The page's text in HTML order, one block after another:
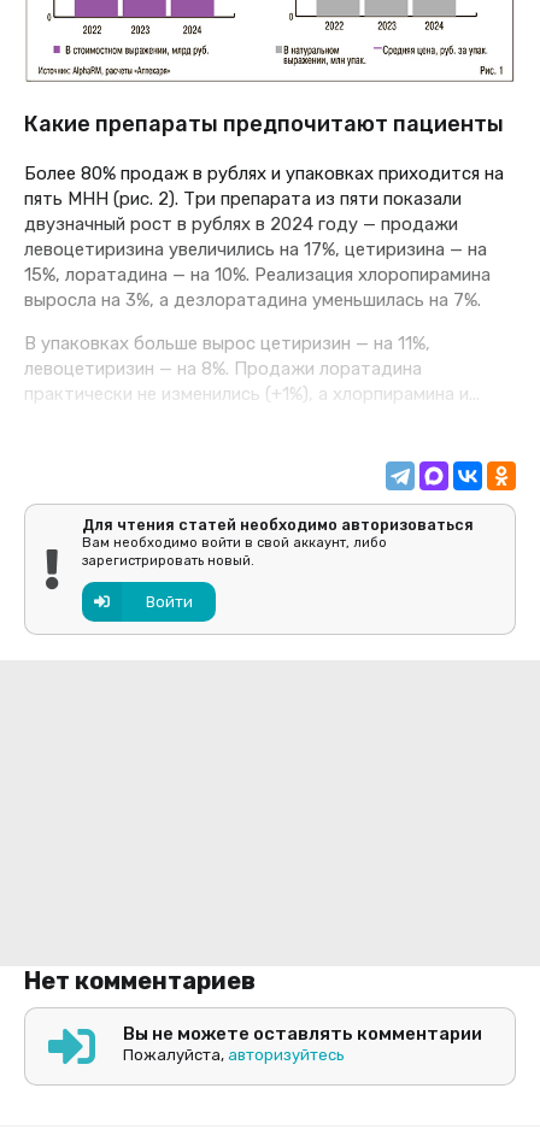
Какие препараты предпочитают пациенты
Более 80% продаж в рублях и упаковках приходится на
пять МНН (рис. 2). Три препарата из пяти показали
двузначный рост в рублях в 2024 году — продажи
левоцетиризина увеличились на 17%, цетиризина — на
15%, лоратадина — на 10%. Реализация хлоропирамина
выросла на 3%, а дезлоратадина уменьшилась на 7%.
В упаковках больше вырос цетиризин — на 11%,
левоцетиризин — на 8%. Продажи лоратадина
практически не изменились (+1%), а хлорпирамина и...
Для чтения статей необходимо авторизоваться
Вам необходимо войти в свой аккаунт, либо
зарегистрировать новый.
Войти
Нет комментариев
Вы не можете оставлять комментарии
Пожалуйста, авторизуйтесь